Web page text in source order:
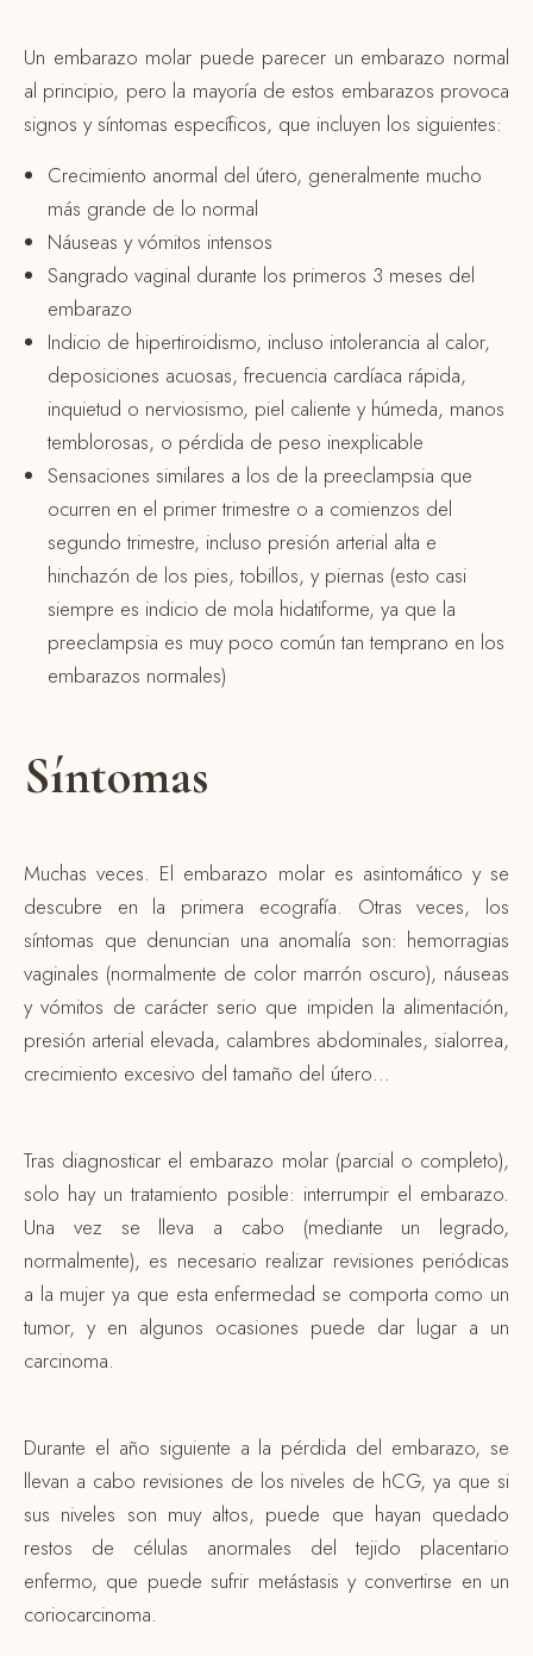
Un embarazo molar puede parecer un embarazo normal
al principio, pero la mayoría de estos embarazos provoca
signos y síntomas específicos, que incluyen los siguientes:
Crecimiento anormal del útero, generalmente mucho
más grande de lo normal
Náuseas y vómitos intensos
Sangrado vaginal durante los primeros 3 meses del
embarazo
Indicio de hipertiroidismo, incluso intolerancia al calor,
deposiciones acuosas, frecuencia cardíaca rápida,
inquietud o nerviosismo, piel caliente y húmeda, manos
temblorosas, o pérdida de peso inexplicable
Sensaciones similares a los de la preeclampsia que
ocurren en el primer trimestre o a comienzos del
segundo trimestre, incluso presión arterial alta e
hinchazón de los pies, tobillos, y piernas (esto casi
siempre es indicio de mola hidatiforme, ya que la
preeclampsia es muy poco común tan temprano en los
embarazos normales)
Síntomas
Muchas veces. El embarazo molar es asintomático y se
descubre en la primera ecografía. Otras veces, los
síntomas que denuncian una anomalía son: hemorragias
vaginales (normalmente de color marrón oscuro), náuseas
y vómitos de carácter serio que impiden la alimentación,
presión arterial elevada, calambres abdominales, sialorrea,
crecimiento excesivo del tamaño del útero…
Tras diagnosticar el embarazo molar (parcial o completo),
solo hay un tratamiento posible: interrumpir el embarazo.
Una vez se lleva a cabo (mediante un legrado,
normalmente), es necesario realizar revisiones periódicas
a la mujer ya que esta enfermedad se comporta como un
tumor, y en algunos ocasiones puede dar lugar a un
carcinoma.
Durante el año siguiente a la pérdida del embarazo, se
llevan a cabo revisiones de los niveles de hCG, ya que si
sus niveles son muy altos, puede que hayan quedado
restos de células anormales del tejido placentario
enfermo, que puede sufrir metástasis y convertirse en un
coriocarcinoma.